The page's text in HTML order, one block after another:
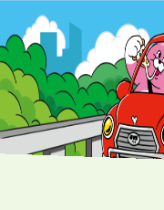
:::